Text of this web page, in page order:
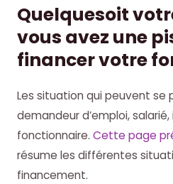
Quelquesoit
vous avez une
financer votre
Les situation qui peuvent se
demandeur d’emploi,
fonctionnaire. Cette page
résume les différentes
financement.